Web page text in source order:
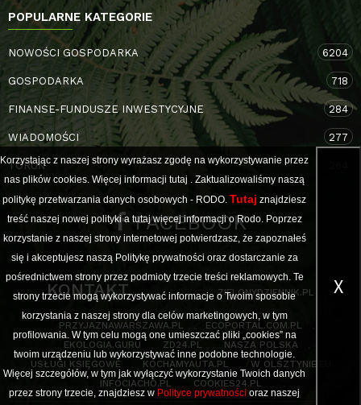
POPULARNE KATEGORIE
NOWOŚCI GOSPODARKA 6204
GOSPODARKA 718
FINANSE-FUNDUSZE INWESTYCYJNE 284
WIADOMOŚCI 277
TORUŃ
FACEBOOK
KONTAKT ZIELONYDZIENNIK.PL
PRZYJAZNAWARSZAWA.PL
ECOPORTAL.COM.PL
EKOLOGIA.GURU
ZD24.PL
NASZA POLSKA
USŁUGI KSIĘGOWE
KOCHAMYAUTA.PL
W OLSZTYNIE.EU
INFOCIACHO.PL
COOKIES24.PL
Korzystając z naszej strony wyrażasz zgodę na wykorzystywanie przez
nas plików cookies. Więcej informacji tutaj . Zaktualizowaliśmy naszą
politykę przetwarzania danych osobowych - RODO. Tutaj znajdziesz
treść naszej nowej polityki a tutajwięcej informacji o Rodo. Poprzez
korzystanie z naszej strony internetowej potwierdzasz, że zapoznałeś
się i akceptujesz naszą Politykę prywatności oraz dostarczanie za
pośrednictwem strony przez podmioty trzecie treści reklamowych. Te
strony trzecie mogą wykorzystywać informacje o Twoim sposobie
korzystania z naszej strony dla celów marketingowych, w tym
profilowania. W tym celu mogą one umieszczać pliki „cookies” na
twoim urządzeniu lub wykorzystywać inne podobne technologie.
Więcej szczegółów, w tym jak wyłączyć wykorzystanie Twoich danych
przez strony trzecie, znajdziesz w Polityce prywatności oraz naszej
X